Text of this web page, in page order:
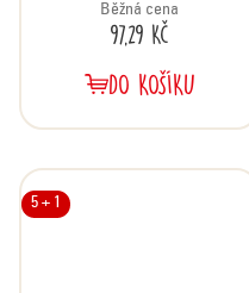
Běžná cena
97,29 Kč
DO KOŠÍKU
5 + 1